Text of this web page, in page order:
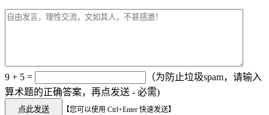
9 + 5 =
（为防止垃圾spam，请输入
算术题的正确答案，再点发送 - 必需)
【您可以使用 Ctrl+Enter 快速发送】